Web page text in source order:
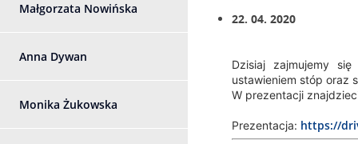
Małgorzata Nowińska
Anna Dywan
Monika Żukowska
22. 04. 2020
Dzisiaj zajmujemy
ustawieniem stóp oraz
W prezentacji
Prezentacja: https://